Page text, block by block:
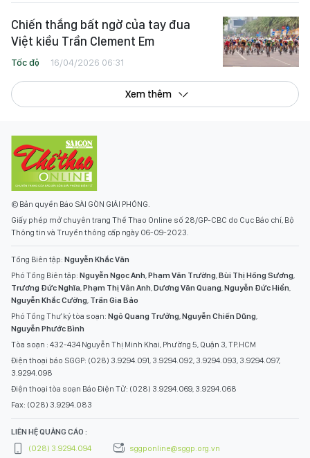
Chiến thắng bất ngờ của tay đua
Việt kiều Trần Clement Em
Tốc độ 16/04/2026 06:31
Xem thêm
© Bản quyền Báo SÀI GÒN GIẢI PHÓNG.
Giấy phép mở chuyên trang Thể Thao Online số 28/GP-CBC do Cục Báo chí, Bộ
Thông tin và Truyền thông cấp ngày 06-09-2023.
Tổng Biên tập: Nguyễn Khắc Văn
Phó Tổng Biên tập: Nguyễn Ngọc Anh,Phạm Văn Trường,Bùi Thị Hồng Sương,
Trương Đức Nghĩa,Phạm Thị Vân Anh,Dương Văn Quang,Nguyễn Đức Hiển,
Nguyễn Khắc Cường, Trần Gia Bảo
Phó Tổng Thư ký tòa soạn: Ngô Quang Trưởng,Nguyễn Chiến Dũng,
Nguyễn Phước Bình
Tòa soạn : 432-434 Nguyễn Thị Minh Khai, Phường 5, Quận 3, TP.HCM
Điện thoại báo SGGP: (028) 3.9294.091, 3.9294.092, 3.9294.093, 3.9294.097,
3.9294.098
Điện thoại tòa soạn Báo Điện Tử: (028) 3.9294.069, 3.9294.068
Fax: (028) 3.9294.083
LIÊN HỆ QUẢNG CÁO :
(028) 3.9294.094
sggponline@sggp.org.vn